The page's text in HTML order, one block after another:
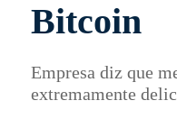
Bitcoin
Empresa diz que
extremamente